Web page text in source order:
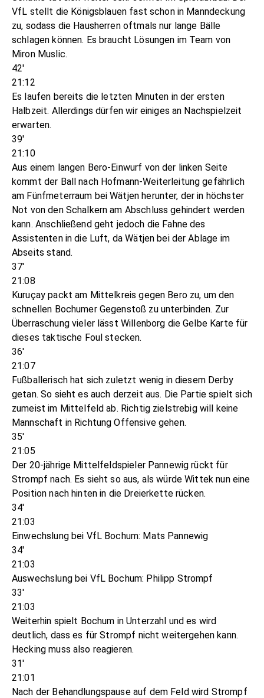
VfL stellt die Königsblauen fast schon in Manndeckung
zu, sodass die Hausherren oftmals nur lange Bälle
schlagen können. Es braucht Lösungen im Team von
Miron Muslic.
42'
21:12
Es laufen bereits die letzten Minuten in der ersten
Halbzeit. Allerdings dürfen wir einiges an Nachspielzeit
erwarten.
39'
21:10
Aus einem langen Bero-Einwurf von der linken Seite
kommt der Ball nach Hofmann-Weiterleitung gefährlich
am Fünfmeterraum bei Wätjen herunter, der in höchster
Not von den Schalkern am Abschluss gehindert werden
kann. Anschließend geht jedoch die Fahne des
Assistenten in die Luft, da Wätjen bei der Ablage im
Abseits stand.
37'
21:08
Kuruçay packt am Mittelkreis gegen Bero zu, um den
schnellen Bochumer Gegenstoß zu unterbinden. Zur
Überraschung vieler lässt Willenborg die Gelbe Karte für
dieses taktische Foul stecken.
36'
21:07
Fußballerisch hat sich zuletzt wenig in diesem Derby
getan. So sieht es auch derzeit aus. Die Partie spielt sich
zumeist im Mittelfeld ab. Richtig zielstrebig will keine
Mannschaft in Richtung Offensive gehen.
35'
21:05
Der 20-jährige Mittelfeldspieler Pannewig rückt für
Strompf nach. Es sieht so aus, als würde Wittek nun eine
Position nach hinten in die Dreierkette rücken.
34'
21:03
Einwechslung bei VfL Bochum: Mats Pannewig
34'
21:03
Auswechslung bei VfL Bochum: Philipp Strompf
33'
21:03
Weiterhin spielt Bochum in Unterzahl und es wird
deutlich, dass es für Strompf nicht weitergehen kann.
Hecking muss also reagieren.
31'
21:01
Nach der Behandlungspause auf dem Feld wird Strompf